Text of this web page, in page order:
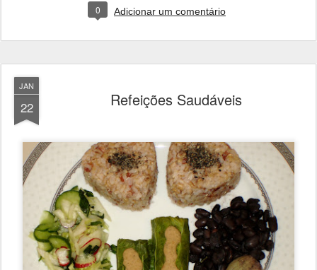
0 Adicionar um comentário
JAN
22 Refeições Saudáveis